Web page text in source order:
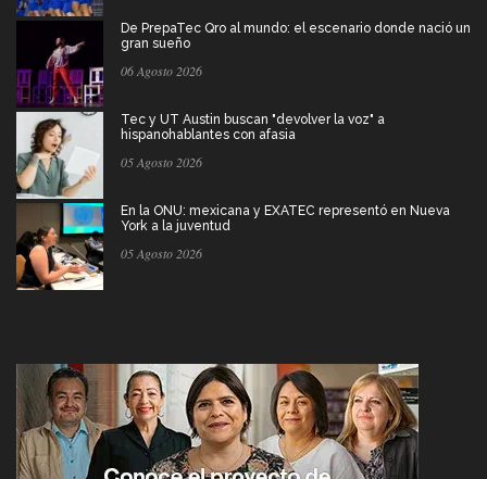
De PrepaTec Qro al mundo: el escenario donde nació un
gran sueño
06 Agosto 2026
Tec y UT Austin buscan "devolver la voz" a
hispanohablantes con afasia
05 Agosto 2026
En la ONU: mexicana y EXATEC representó en Nueva
York a la juventud
05 Agosto 2026